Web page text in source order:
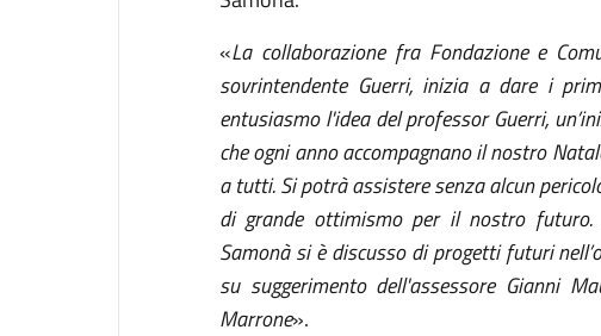
«La collaborazione fra Fondazione e
sovrintendente Guerri, inizia a dare i
entusiasmo l'idea del professor Guerri,
che ogni anno accompagnano il nostro
a tutti. Si potrà assistere senza alcun
di grande ottimismo per il nostro futuro.
Samonà si è discusso di progetti futuri
su suggerimento dell'assessore Gianni
Marrone».